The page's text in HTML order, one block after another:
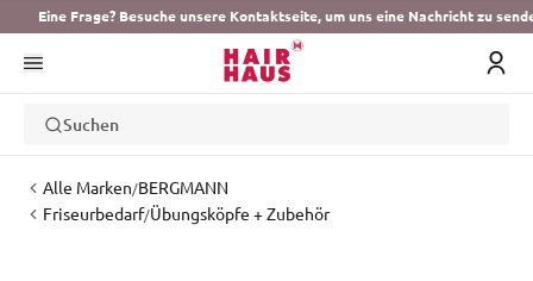
Eine Frage? Besuche unsere Kontaktseite, um uns eine Nachricht zu
Suchen
Alle Marken/BERGMANN
Friseurbedarf/Übungsköpfe + Zubehör